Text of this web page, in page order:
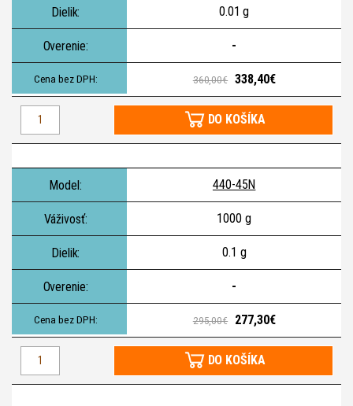
0.01 g
-
360,00€ 338,40€
DO KOŠÍKA
440-45N
1000 g
0.1 g
-
295,00€ 277,30€
DO KOŠÍKA